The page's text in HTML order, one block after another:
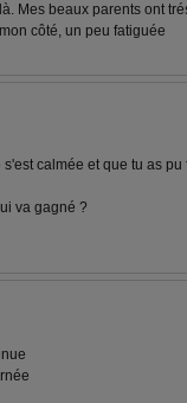
Mes beaux parents ont
côté, un peu fatiguée
calmée et que tu as pu
va gagné ?